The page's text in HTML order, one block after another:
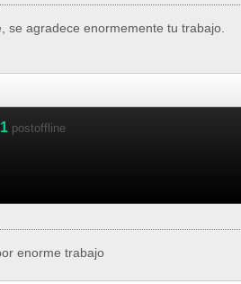
se agradece enormemente tu trabajo.
postoffline
enorme trabajo